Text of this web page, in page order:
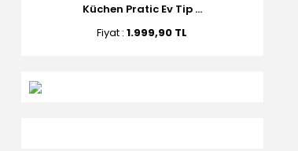
Küchen Pratic Ev Tip ...
Fiyat :1.999,90 TL